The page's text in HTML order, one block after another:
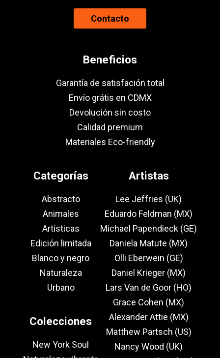
Contacto
Beneficios
Garantía de satisfación total
Envío grátis en CDMX
Devolución sin costo
Calidad premium
Materiales Eco-friendly
Categorías
Abstracto
Animales
Artísticas
Edición limitada
Blanco y negro
Naturaleza
Urbano
Colecciones
New York Soul
Artistas
Lee Jeffries (UK)
Eduardo Feldman (MX)
Michael Papendieck (GE)
Daniela Matute (MX)
Olli Eberwein (GE)
Daniel Krieger (MX)
Lars Van de Goor (HO)
Grace Cohen (MX)
Alexander Attie (MX)
Matthew Partsch (US)
Nancy Wood (UK)